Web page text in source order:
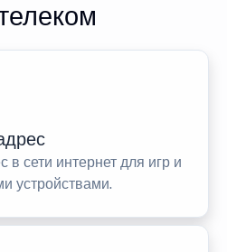
в сети интернет для игр и
устройствами.